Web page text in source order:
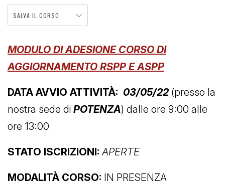
SALVA IL CORSO
MODULO DI ADESIONE CORSO DI
AGGIORNAMENTO RSPP E ASPP
DATA AVVIO ATTIVITÀ: 03/05/22 (presso la
nostra sede di POTENZA) dalle ore 9:00 alle
ore 13:00
STATO ISCRIZIONI: APERTE
MODALITÀ CORSO: IN PRESENZA